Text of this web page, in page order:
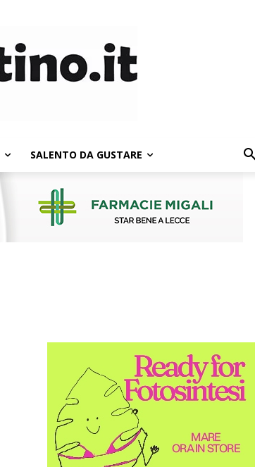
SALENTO DA GUSTARE